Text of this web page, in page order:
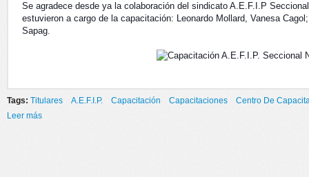
Se agradece desde ya la colaboración del sindicato A.E.F.I.P
estuvieron a cargo de la capacitación: Leonardo Mollard, Vanesa
Sapag.
Tags: Titulares A.E.F.I.P. Capacitación Capacitaciones
Centro De
Leer más